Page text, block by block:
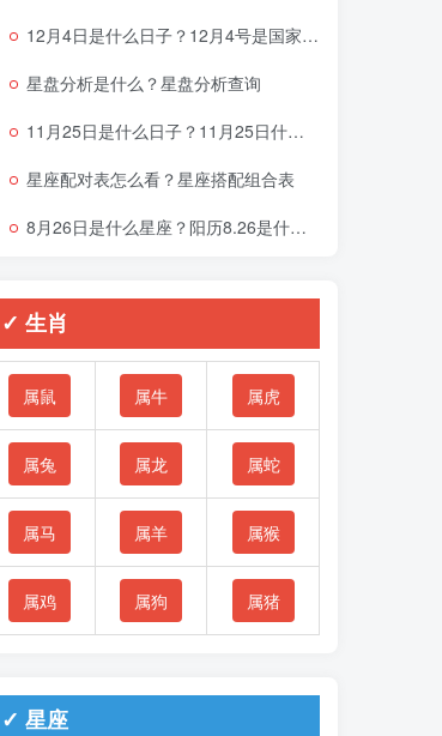
12月4日是什么日子？12月4号是国家宪法日吗？
星盘分析是什么？星盘分析查询
11月25日是什么日子？11月25日什么星座
星座配对表怎么看？星座搭配组合表
8月26日是什么星座？阳历8.26是什么星座
✓ 生肖
属鼠 属牛 属虎
属兔 属龙 属蛇
属马 属羊 属猴
属鸡 属狗 属猪
✓ 星座